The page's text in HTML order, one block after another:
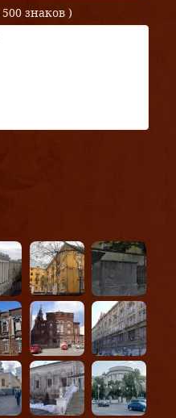
500 знаков )